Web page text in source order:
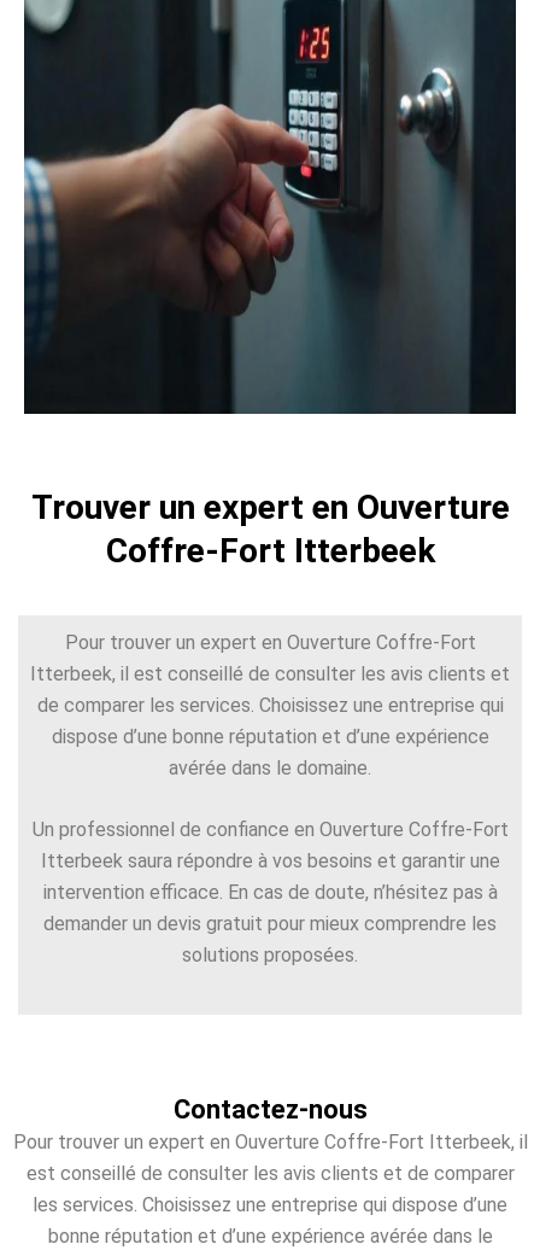
Trouver un expert en Ouverture
Coffre-Fort Itterbeek
Pour trouver un expert en Ouverture Coffre-Fort
Itterbeek, il est conseillé de consulter les avis clients et
de comparer les services. Choisissez une entreprise qui
dispose d’une bonne réputation et d’une expérience
avérée dans le domaine.
Un professionnel de confiance en Ouverture Coffre-Fort
Itterbeek saura répondre à vos besoins et garantir une
intervention efficace. En cas de doute, n’hésitez pas à
demander un devis gratuit pour mieux comprendre les
solutions proposées.
Contactez-nous
Pour trouver un expert en Ouverture Coffre-Fort Itterbeek, il
est conseillé de consulter les avis clients et de comparer
les services. Choisissez une entreprise qui dispose d’une
bonne réputation et d’une expérience avérée dans le